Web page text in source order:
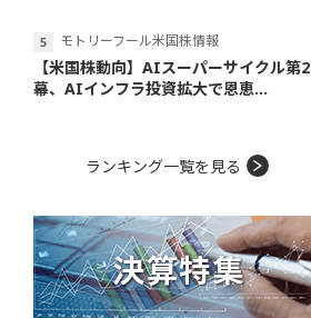
モトリーフール米国株情報
【米国株動向】AIスーパーサイクル第2
幕、AIインフラ投資拡大で恩恵...
ランキング一覧を見る